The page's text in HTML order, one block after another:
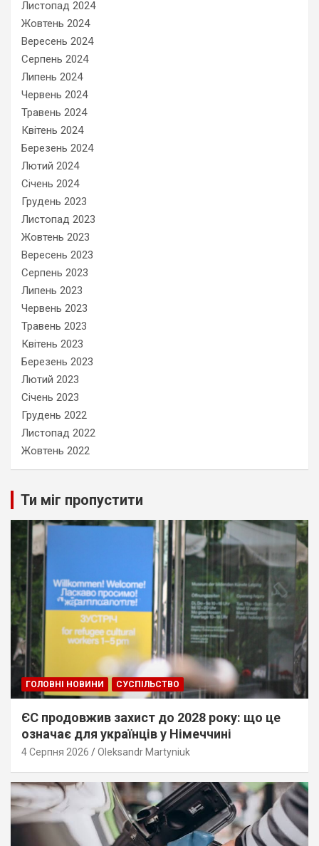
Листопад 2024
Жовтень 2024
Вересень 2024
Серпень 2024
Липень 2024
Червень 2024
Травень 2024
Квітень 2024
Березень 2024
Лютий 2024
Січень 2024
Грудень 2023
Листопад 2023
Жовтень 2023
Вересень 2023
Серпень 2023
Липень 2023
Червень 2023
Травень 2023
Квітень 2023
Березень 2023
Лютий 2023
Січень 2023
Грудень 2022
Листопад 2022
Жовтень 2022
Ти міг пропустити
ГОЛОВНІ НОВИНИ СУСПІЛЬСТВО
ЄС продовжив захист до 2028 року: що це
означає для українців у Німеччині
4 Серпня 2026 Oleksandr Martyniuk